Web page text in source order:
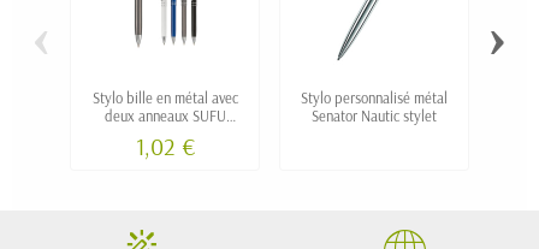
Stylo bille en métal avec
deux anneaux SUFU
1,02 €
Stylo personnalisé métal
Senator Nautic stylet
‹ ›